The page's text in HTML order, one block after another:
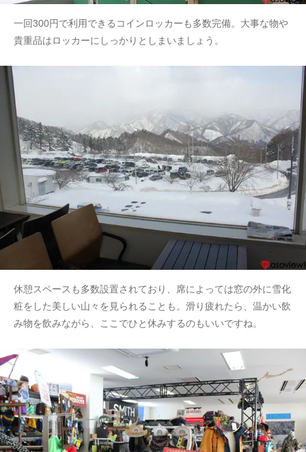
一回300円で利用できるコインロッカーも多数完備。大事な物や
貴重品はロッカーにしっかりとしまいましょう。
休憩スペースも多数設置されており、席によっては窓の外に雪化
粧をした美しい山々を見られることも。滑り疲れたら、温かい飲
み物を飲みながら、ここでひと休みするのもいいですね。